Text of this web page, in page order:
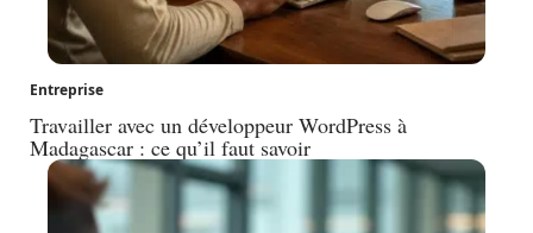
Entreprise
Travailler avec un développeur WordPress à
Madagascar : ce qu’il faut savoir